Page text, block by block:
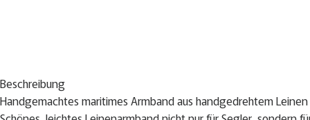
Beschreibung
Handgemachtes maritimes Armband aus handgedrehtem